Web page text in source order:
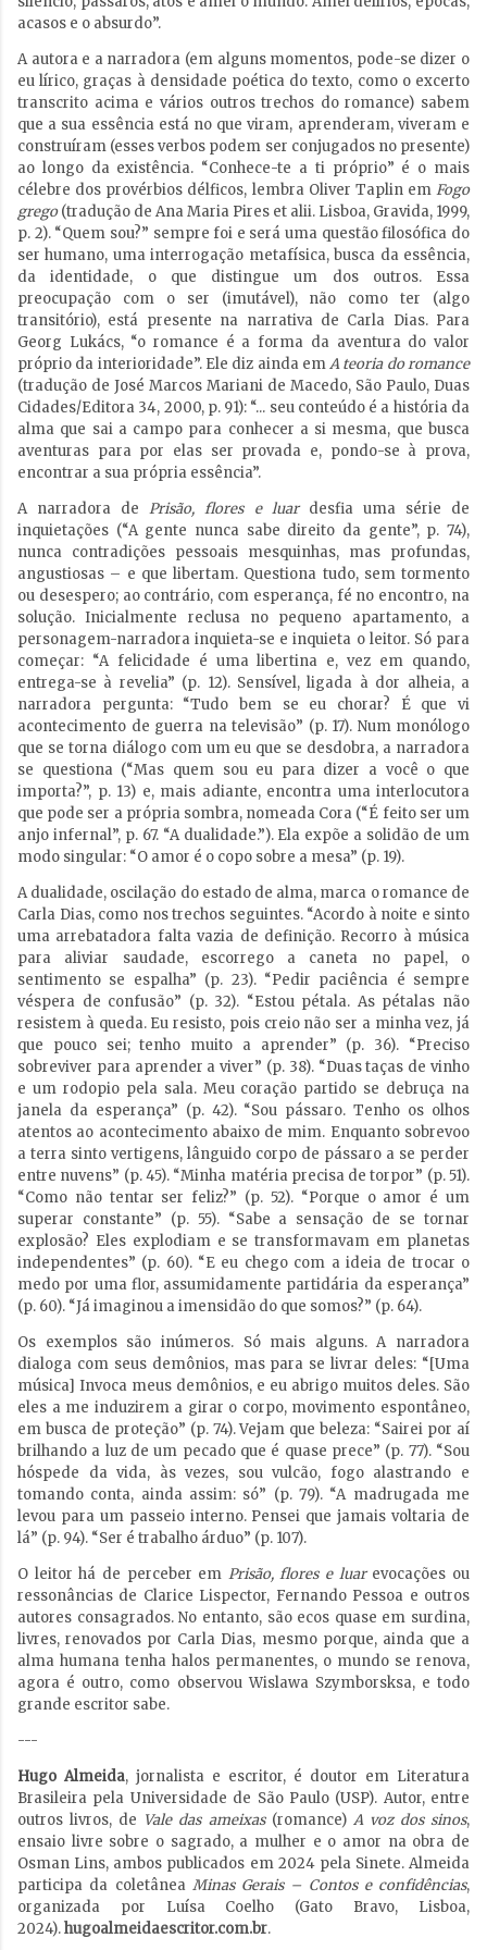
acasos e o absurdo”.
A autora e a narradora (em alguns momentos, pode-se dizer o
eu lírico, graças à densidade poética do texto, como o excerto
transcrito acima e vários outros trechos do romance) sabem
que a sua essência está no que viram, aprenderam, viveram e
construíram (esses verbos podem ser conjugados no presente)
ao longo da existência. “Conhece-te a ti próprio” é o mais
célebre dos provérbios délficos, lembra Oliver Taplin em Fogo
grego(tradução de Ana Maria Pires et alii. Lisboa, Gravida, 1999,
p. 2). “Quem sou?” sempre foi e será uma questão filosófica do
ser humano, uma interrogação metafísica, busca da essência,
da identidade, o que distingue um dos outros. Essa
preocupação com o ser (imutável), não como ter (algo
transitório), está presente na narrativa de Carla Dias. Para
Georg Lukács, “o romance é a forma da aventura do valor
próprio da interioridade”. Ele diz ainda emA teoria do romance
(tradução de José Marcos Mariani de Macedo, São Paulo, Duas
Cidades/Editora 34, 2000, p. 91): “... seu conteúdo é a história da
alma que sai a campo para conhecer a si mesma, que busca
aventuras para por elas ser provada e, pondo-se à prova,
encontrar a sua própria essência”.
A narradora dePrisão, flores e luardesfia uma série de
inquietações (“A gente nunca sabe direito da gente”, p. 74),
nunca contradições pessoais mesquinhas, mas profundas,
angustiosas – e que libertam. Questiona tudo, sem tormento
ou desespero; ao contrário, com esperança, fé no encontro, na
solução. Inicialmente reclusa no pequeno apartamento, a
personagem-narradora inquieta-se e inquieta o leitor. Só para
começar: “A felicidade é uma libertina e, vez em quando,
entrega-se à revelia” (p. 12). Sensível, ligada à dor alheia, a
narradora pergunta: “Tudo bem se eu chorar? É que vi
acontecimento de guerra na televisão” (p. 17). Num monólogo
que se torna diálogo com um eu que se desdobra, a narradora
se questiona (“Mas quem sou eu para dizer a você o que
importa?”, p. 13) e, mais adiante, encontra uma interlocutora
que pode ser a própria sombra, nomeada Cora (“É feito ser um
anjo infernal”, p. 67. “A dualidade.”). Ela expõe a solidão de um
modo singular: “O amor é o copo sobre a mesa” (p. 19).
A dualidade, oscilação do estado de alma, marca o romance de
Carla Dias, como nos trechos seguintes. “Acordo à noite e sinto
uma arrebatadora falta vazia de definição. Recorro à música
para aliviar saudade, escorrego a caneta no papel, o
sentimento se espalha” (p. 23). “Pedir paciência é sempre
véspera de confusão” (p. 32). “Estou pétala. As pétalas não
resistem à queda. Eu resisto, pois creio não ser a minha vez, já
que pouco sei; tenho muito a aprender” (p. 36). “Preciso
sobreviver para aprender a viver” (p. 38). “Duas taças de vinho
e um rodopio pela sala. Meu coração partido se debruça na
janela da esperança” (p. 42). “Sou pássaro. Tenho os olhos
atentos ao acontecimento abaixo de mim. Enquanto sobrevoo
a terra sinto vertigens, lânguido corpo de pássaro a se perder
entre nuvens” (p. 45). “Minha matéria precisa de torpor” (p. 51).
“Como não tentar ser feliz?” (p. 52). “Porque o amor é um
superar constante” (p. 55). “Sabe a sensação de se tornar
explosão? Eles explodiam e se transformavam em planetas
independentes” (p. 60). “E eu chego com a ideia de trocar o
medo por uma flor, assumidamente partidária da esperança”
(p. 60). “Já imaginou a imensidão do que somos?” (p. 64).
Os exemplos são inúmeros. Só mais alguns. A narradora
dialoga com seus demônios, mas para se livrar deles: “[Uma
música] Invoca meus demônios, e eu abrigo muitos deles. São
eles a me induzirem a girar o corpo, movimento espontâneo,
em busca de proteção” (p. 74). Vejam que beleza: “Sairei por aí
brilhando a luz de um pecado que é quase prece” (p. 77). “Sou
hóspede da vida, às vezes, sou vulcão, fogo alastrando e
tomando conta, ainda assim: só” (p. 79). “A madrugada me
levou para um passeio interno. Pensei que jamais voltaria de
lá” (p. 94). “Ser é trabalho árduo” (p. 107).
O leitor há de perceber em Prisão, flores e luarevocações ou
ressonâncias de Clarice Lispector, Fernando Pessoa e outros
autores consagrados. No entanto, são ecos quase em surdina,
livres, renovados por Carla Dias, mesmo porque, ainda que a
alma humana tenha halos permanentes, o mundo se renova,
agora é outro, como observou Wislawa Szymborsksa, e todo
grande escritor sabe.
---
Hugo Almeida, jornalista e escritor, é doutor em Literatura
Brasileira pela Universidade de São Paulo (USP). Autor, entre
outros livros, de Vale das ameixas(romance) A voz dos sinos,
ensaio livre sobre o sagrado, a mulher e o amor na obra de
Osman Lins, ambos publicados em 2024 pela Sinete. Almeida
participa da coletânea Minas Gerais – Contos e confidências,
organizada por Luísa Coelho (Gato Bravo, Lisboa,
2024).hugoalmeidaescritor.com.br.